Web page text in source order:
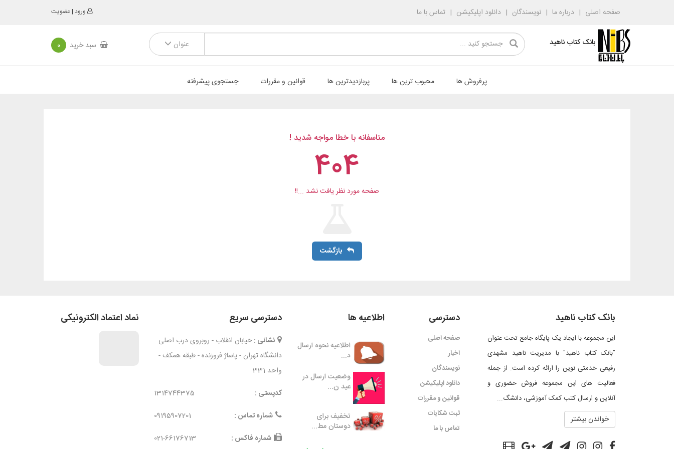
صفحه اصلی درباره ما نویسندگان دانلود اپلیکیشن تماس با ما ورود |عضویت
بانک کتاب ناهید عنوان سبد خرید 0
پرفروش ها محبوب ترین ها پربازدیدترین ها قوانین و مقررات جستجوی پیشرفته
متاسفانه با خطا مواجه شدید !
404
صفحه مورد نظر یافت نشد ...!!
بازگشت
بانک کتاب ناهید
این مجموعه با ایجاد یک پایگاه جامع تحت عنوان
"بانک کتاب ناهید" با مدیریت ناهید مشهدی
رفیعی خدمتی نوین را ارائه کرده است. از جمله
فعالیت های این مجموعه فروش حضوری و
آنلاین و ارسال کتب کمک آموزشی، دانشگ...
خواندن بیشتر
دسترسی
صفحه اصلی
اخبار
نویسندگان
دانلود اپلیکیشن
قوانین و مقررات
ثبت شکایات
تماس با ما
اطلاعیه ها
اطلاعیه نحوه ارسال
د...
وضعیت ارسال در
عید ن...
تخفیف برای
دوستان مط...
دسترسی سریع
نشانی : خیابان انقلاب - روبروی درب اصلی
دانشگاه تهران - پاساژ فروزنده - طبقه همکف -
واحد 331
کدپستی :
1314744375
شماره تماس :
09195907201
شماره فاکس :
021-66176713
نماد اعتماد الکترونیکی